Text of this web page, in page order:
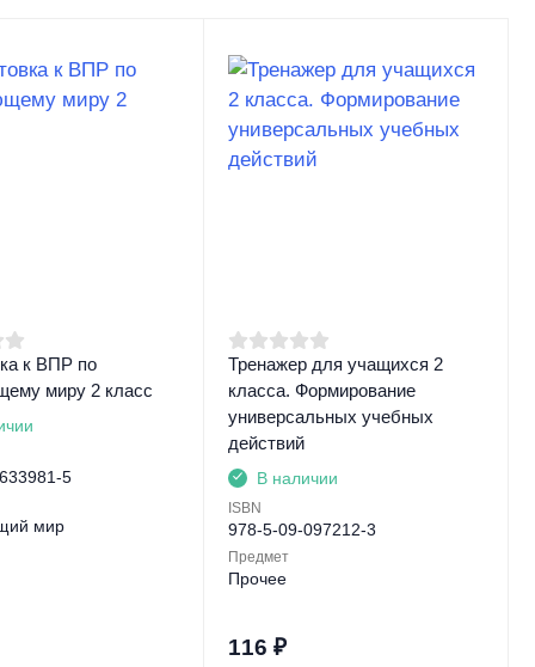
к ВПР по
миру 2 класс
5
мир
Тренажер для учащихся 2
класса. Формирование
универсальных учебных
действий
В наличии
ISBN
978-5-09-097212-3
Предмет
Прочее
116 ₽